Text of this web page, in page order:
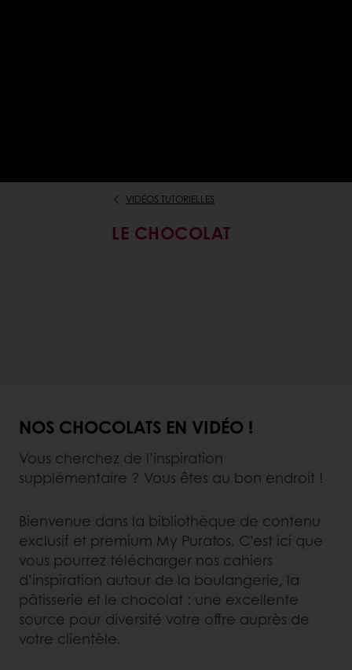
VIDÉOS TUTORIELLES
LE CHOCOLAT
NOS CHOCOLATS EN VIDÉO !
Vous cherchez de l’inspiration
supplémentaire ? Vous êtes au bon endroit !
Bienvenue dans la bibliothèque de contenu
exclusif et premium My Puratos. C’est ici que
vous pourrez télécharger nos cahiers
d’inspiration autour de la boulangerie, la
pâtisserie et le chocolat : une excellente
source pour diversité votre offre auprès de
votre clientèle.